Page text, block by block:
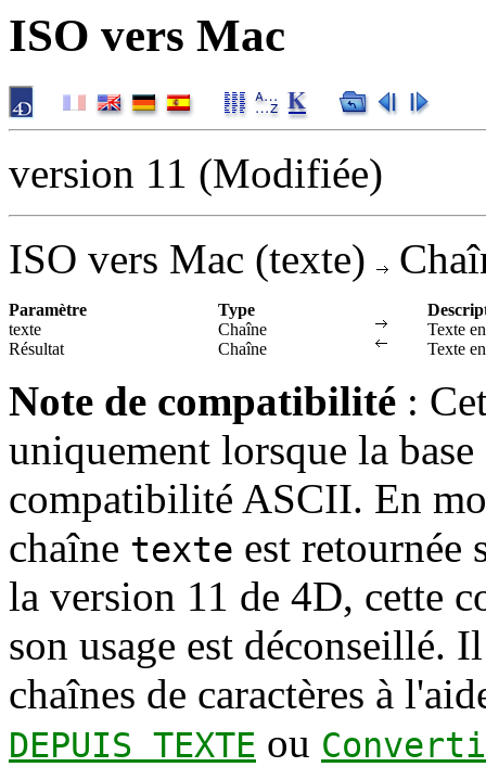
ISO vers Mac
version 11 (Modifiée)
ISO vers Mac (texte)
Paramètre Type
texte
Chaîne
Texte
Résultat
Chaîne Texte
Note de compatibilité :
uniquement lorsque la base
compatibilité ASCII. En
chaîne texte est retournée
la version 11 de 4D, cette
son usage est déconseillé.
chaînes de caractères à
DEPUIS TEXTE ou